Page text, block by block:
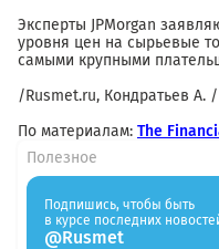
Эксперты JPMorgan
уровня цен на сырьевые
самыми крупными
/Rusmet.ru, Кондратьев А. /
По материалам: The
Полезное
Подпишись, чтобы быть
в курсе последних
@Rusmet